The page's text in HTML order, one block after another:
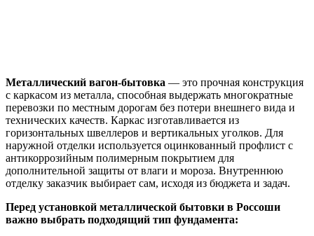
Металлический вагон-бытовка — это прочная конструкция
с каркасом из металла, способная выдержать многократные
перевозки по местным дорогам без потери внешнего вида и
технических качеств. Каркас изготавливается из
горизонтальных швеллеров и вертикальных уголков. Для
наружной отделки используется оцинкованный профлист с
антикоррозийным полимерным покрытием для
дополнительной защиты от влаги и мороза. Внутреннюю
отделку заказчик выбирает сам, исходя из бюджета и задач.
Перед установкой металлической бытовки в Россоши
важно выбрать подходящий тип фундамента: